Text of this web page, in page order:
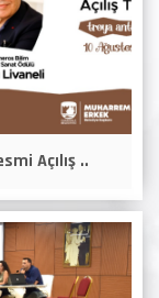
Açılış ..